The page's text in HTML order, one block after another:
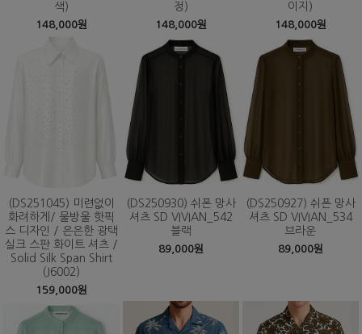
색)
148,000원
정)
148,000원
이지)
148,000원
(DS251045) 미련없이
화려하게/ 물방울 핫픽
스 디자인 / 은은한 광택
실크 스판 화이트 셔츠 /
Solid Silk Span Shirt
(J6002)
159,000원
(DS250930) 쉬폰 망사
셔츠 SD VIVIAN_542
블랙
89,000원
(DS250927) 쉬폰 망사
셔츠 SD VIVIAN_534
브라운
89,000원